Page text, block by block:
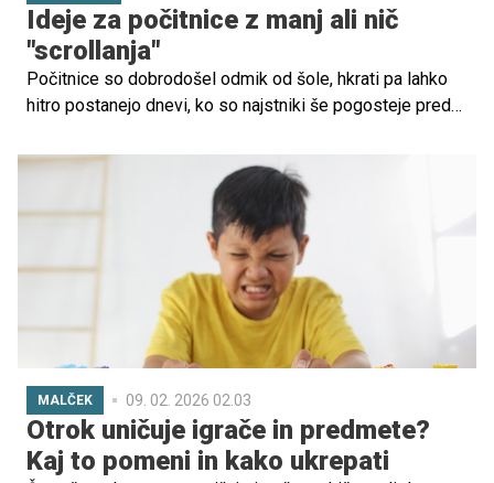
Ideje za počitnice z manj ali nič
"scrollanja"
Počitnice so dobrodošel odmik od šole, hkrati pa lahko
hitro postanejo dnevi, ko so najstniki še pogosteje pred
MALČEK 09. 02. 2026 02.03
Otrok uničuje igrače in predmete?
Kaj to pomeni in kako ukrepati